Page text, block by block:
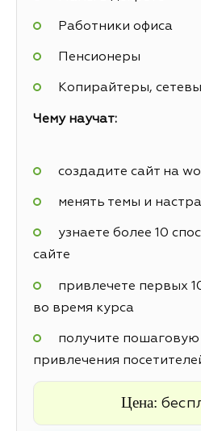
Работники офиса
Пенсионеры
Копирайтеры,
Чему научат:
создадите сайт на
менять темы и
узнаете более 10
сайте
привлечете первых
во время курса
получите пошаговую
привлечения
Цена: